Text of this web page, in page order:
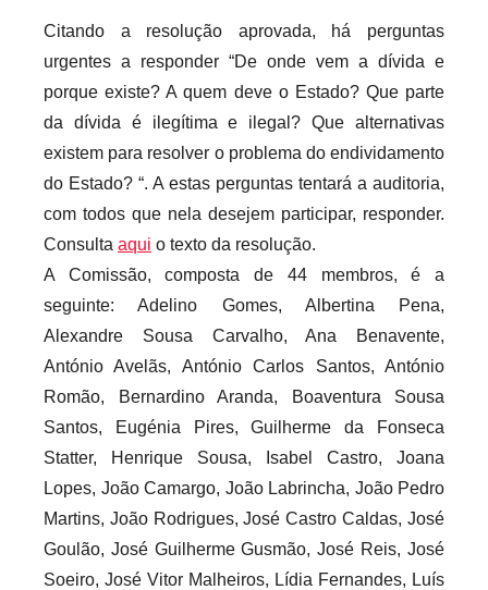
Citando a resolução aprovada, há perguntas
urgentes a responder “De onde vem a dívida e
porque existe? A quem deve o Estado? Que parte
da dívida é ilegítima e ilegal? Que alternativas
existem para resolver o problema do endividamento
do Estado? “. A estas perguntas tentará a auditoria,
com todos que nela desejem participar, responder.
Consulta aqui o texto da resolução.
A Comissão, composta de 44 membros, é a
seguinte: Adelino Gomes, Albertina Pena,
Alexandre Sousa Carvalho, Ana Benavente,
António Avelãs, António Carlos Santos, António
Romão, Bernardino Aranda, Boaventura Sousa
Santos, Eugénia Pires, Guilherme da Fonseca
Statter, Henrique Sousa, Isabel Castro, Joana
Lopes, João Camargo, João Labrincha, João Pedro
Martins, João Rodrigues, José Castro Caldas, José
Goulão, José Guilherme Gusmão, José Reis, José
Soeiro, José Vitor Malheiros, Lídia Fernandes, Luís